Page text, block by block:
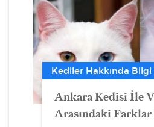
Kediler Hakkında Bilgi
Ankara Kedisi İle
Arasındaki Farklar